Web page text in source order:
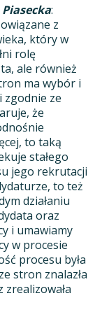
:
z
który w
rolę
ale również
ma wybór i
zgodnie ze
że
to taką
stałego
jego rekrutacji
to też
działaniu
oraz
i umawiamy
w procesie
procesu była
stron znalazła